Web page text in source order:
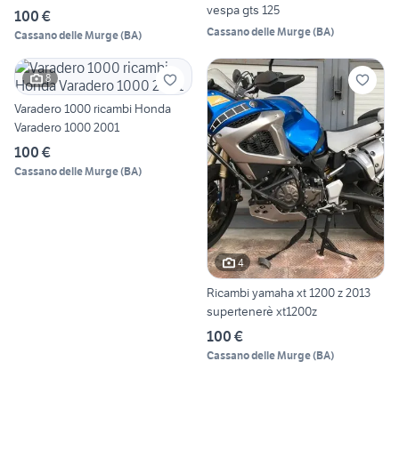
100 €
Cassano delle Murge(BA)
vespa gts 125
Cassano delle Murge(BA)
8
Varadero 1000 ricambi Honda
Varadero 1000 2001
100 €
Cassano delle Murge(BA)
4
Ricambi yamaha xt 1200 z 2013
supertenerè xt1200z
100 €
Cassano delle Murge(BA)